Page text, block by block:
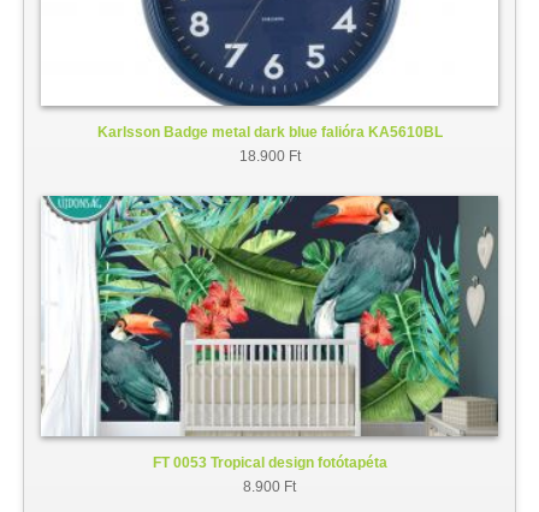
Karlsson Badge metal dark blue falióra KA5610BL
18.900 Ft
FT 0053 Tropical design fotótapéta
8.900 Ft